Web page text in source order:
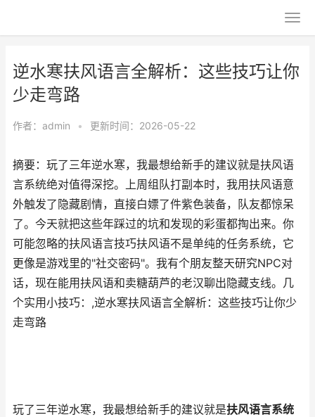
逆水寒扶风语言全解析：这些技巧让你
少走弯路
作者： admin • 更新时间：2026-05-22
摘要：玩了三年逆水寒，我最想给新手的建议就是扶风语
言系统绝对值得深挖。上周组队打副本时，我用扶风语意
外触发了隐藏剧情，直接白嫖了件紫色装备，队友都惊呆
了。今天就把这些年踩过的坑和发现的彩蛋都掏出来。你
可能忽略的扶风语言技巧扶风语不是单纯的任务系统，它
更像是游戏里的"社交密码"。我有个朋友整天研究NPC对
话，现在能用扶风语和卖糖葫芦的老汉聊出隐藏支线。几
个实用小技巧：,逆水寒扶风语言全解析：这些技巧让你少
走弯路
玩了三年逆水寒，我最想给新手的建议就是扶风语言系统